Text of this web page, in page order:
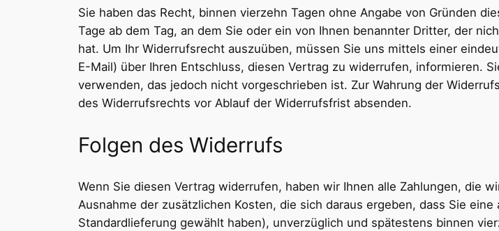
Sie haben das Recht, binnen vierzehn Tagen ohne Angabe von Gründen
Tage ab dem Tag, an dem Sie oder ein von Ihnen benannter Dritter, der
hat. Um Ihr Widerrufsrecht auszuüben, müssen Sie uns mittels einer
E-Mail) über Ihren Entschluss, diesen Vertrag zu widerrufen, informieren.
verwenden, das jedoch nicht vorgeschrieben ist. Zur Wahrung der
des Widerrufsrechts vor Ablauf der Widerrufsfrist absenden.
Folgen des Widerrufs
Wenn Sie diesen Vertrag widerrufen, haben wir Ihnen alle Zahlungen, die
Ausnahme der zusätzlichen Kosten, die sich daraus ergeben, dass Sie
Standardlieferung gewählt haben), unverzüglich und spätestens binnen